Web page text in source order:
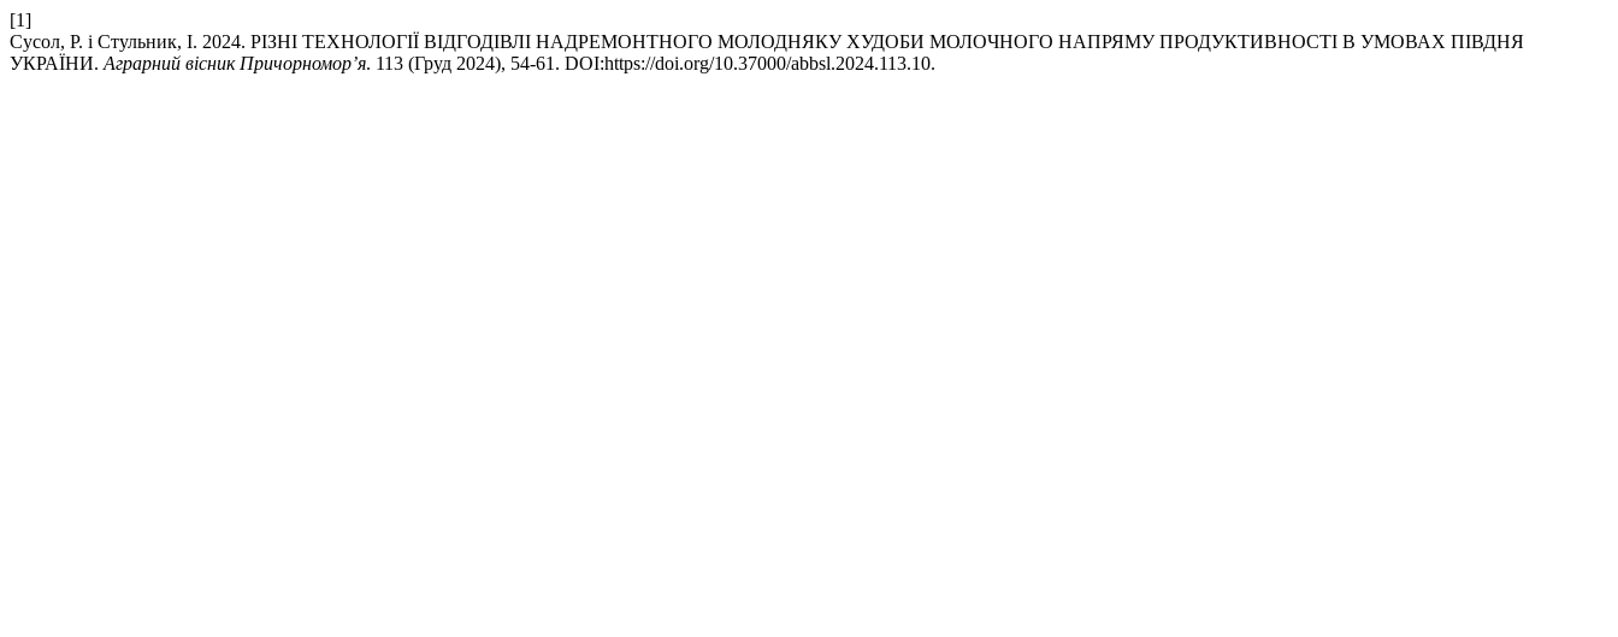
[1]
Сусол, Р. і Стульник, І. 2024. РІЗНІ ТЕХНОЛОГІЇ ВІДГОДІВЛІ НАДРЕМОНТНОГО МОЛОДНЯКУ ХУДОБИ МОЛОЧНОГО НАПРЯМУ ПРОДУКТИВНОСТІ В УМОВАХ ПІВДНЯ
УКРАЇНИ. Аграрний вісник Причорномор’я. 113 (Груд 2024), 54-61. DOI:https://doi.org/10.37000/abbsl.2024.113.10.